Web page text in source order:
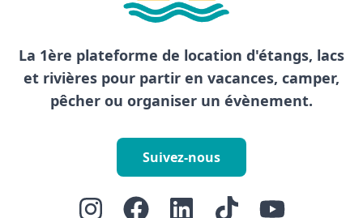
La 1ère plateforme de location d'étangs, lacs
et rivières pour partir en vacances, camper,
pêcher ou organiser un évènement.
Suivez-nous